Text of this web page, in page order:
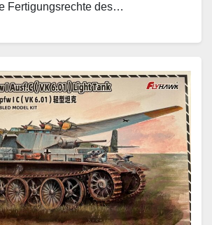
Fertigungsrechte des…